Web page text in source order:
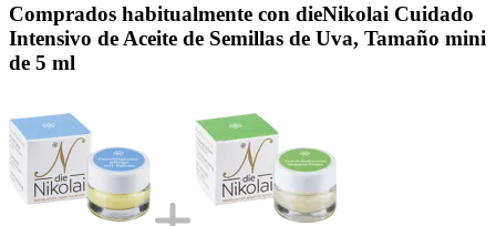
Comprados habitualmente con dieNikolai Cuidado
Intensivo de Aceite de Semillas de Uva, Tamaño mini
de 5 ml